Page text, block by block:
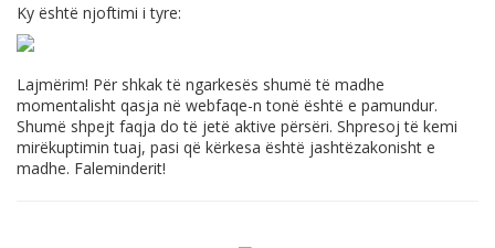
Ky është njoftimi i tyre:
Lajmërim! Për shkak të ngarkesës shumë të madhe
momentalisht qasja në webfaqe-n tonë është e pamundur.
Shumë shpejt faqja do të jetë aktive përsëri. Shpresoj të kemi
mirëkuptimin tuaj, pasi që kërkesa është jashtëzakonisht e
madhe. Faleminderit!